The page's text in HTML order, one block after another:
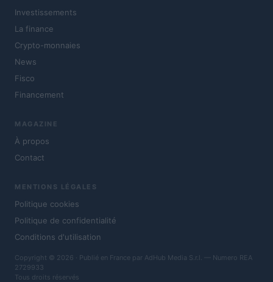
Investissements
La finance
Crypto-monnaies
News
Fisco
Financement
MAGAZINE
À propos
Contact
MENTIONS LÉGALES
Politique cookies
Politique de confidentialité
Conditions d'utilisation
Copyright © 2026 · Publié en France par AdHub Media S.r.l. — Numero REA
2729933
Tous droits réservés